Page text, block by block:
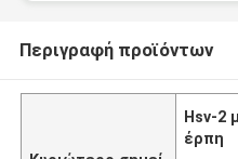
Περιγραφή προϊόντων
Hsv-2
έρπη